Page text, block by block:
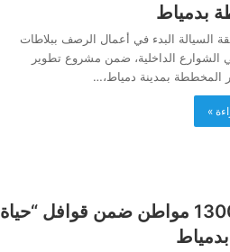
بدمياط
السيالة البدء في أعمال الرصف ببلاطات
الشوارع الداخلية، ضمن مشروع تطوير
المخططة بمدينة دمياط،…
»
فحص 1300 مواطن ضمن قوافل “حياة